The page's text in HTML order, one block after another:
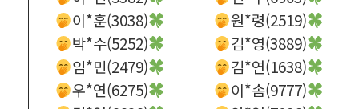
이*훈(3038)
원*령(2519)
박*수(5252)
김*영(3889)
임*민(2479)
김*연(1638)
우*연(6275)
이*솜(9777)